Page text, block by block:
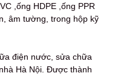
,ống HDPE ,ống PPR
âm tường, trong hộp kỹ
điện nước, sửa chữa
Hà Nội. Được thành